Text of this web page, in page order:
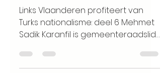
Links Vlaanderen profiteert van
Turks nationalisme: deel 6 Mehmet
Sadik Karanfil is gemeenteraadslid